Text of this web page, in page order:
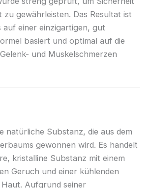
zu gewährleisten. Das Resultat ist
auf einer einzigartigen, gut
basiert und optimal auf die
und Muskelschmerzen
natürliche Substanz, die aus dem
gewonnen wird. Es handelt
kristalline Substanz mit einem
Geruch und einer kühlenden
Aufgrund seiner